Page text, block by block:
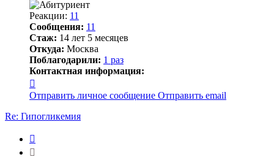
Реакции: 11
Сообщения: 11
Стаж: 14 лет 5 месяцев
Откуда: Москва
Поблагодарили: 1 раз
Контактная информация:
информация
пользователя
Марина
Отправить личное сообщение Отправить email
Re: Гипогликемия